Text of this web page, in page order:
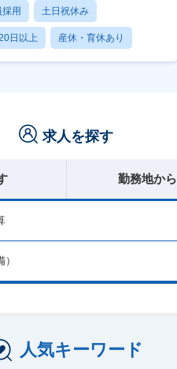
用 土日祝休み
日以上 産休・育休あり
20時間以内
求人を探す
勤務地か
人気キーワード